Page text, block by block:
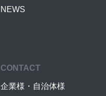
NEWS
CONTACT
企業様・自治体様